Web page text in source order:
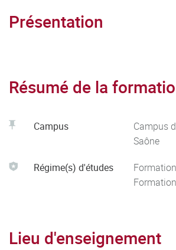
Présentation
Résumé de la
Campus
Campus
Saône
Régime(s) d'études
Lieu d'enseignement